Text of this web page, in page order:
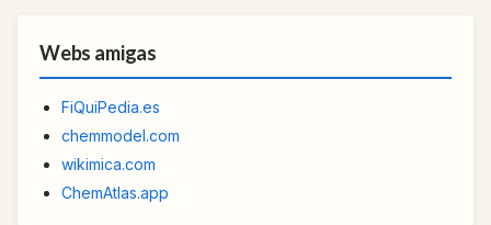
Webs amigas
FiQuiPedia.es
chemmodel.com
wikimica.com
ChemAtlas.app